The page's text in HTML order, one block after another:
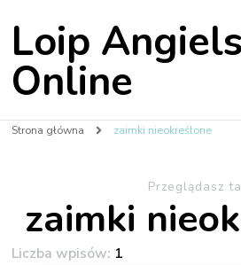
Loip
Online
Strona główna zaimki nieokreślone
Przeglądasz
zaimki
Liczba wpisów: 1